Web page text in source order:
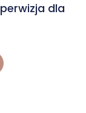
dla